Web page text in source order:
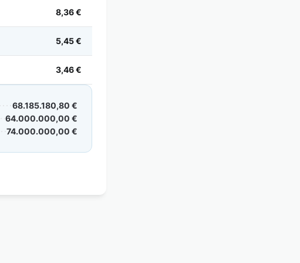
8,36 €
5,45 €
3,46 €
68.185.180,80 €
64.000.000,00 €
74.000.000,00 €